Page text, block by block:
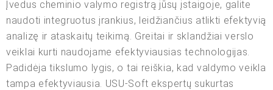
Įvedus cheminio valymo registrą jūsų įstaigoje, galite
naudoti integruotus įrankius, leidžiančius atlikti efektyvią
analizę ir ataskaitų teikimą. Greitai ir sklandžiai verslo
veiklai kurti naudojame efektyviausias technologijas.
Padidėja tikslumo lygis, o tai reiškia, kad valdymo veikla
tampa efektyviausia. USU-Soft ekspertų sukurtas